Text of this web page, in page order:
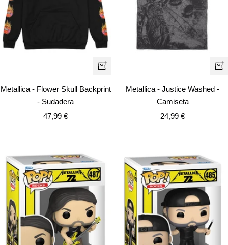
Vista
Metallica - Flower Skull Backprint
- Sudadera
Precio
47,99 €
Metallica - Justice Washed -
Camiseta
Precio
24,99 €